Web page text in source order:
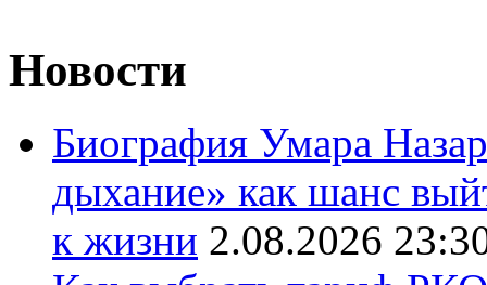
Новости
Биография Умара
дыхание» как шанс
к жизни 2.08.2026